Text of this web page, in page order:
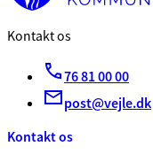
Kontakt os
76 81 00 00
post@vejle.dk
Kontakt os